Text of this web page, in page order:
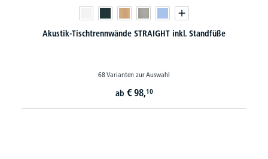
Akustik-Tischtrennwände STRAIGHT inkl. Standfüße
68 Varianten zur Auswahl
ab € 98,10